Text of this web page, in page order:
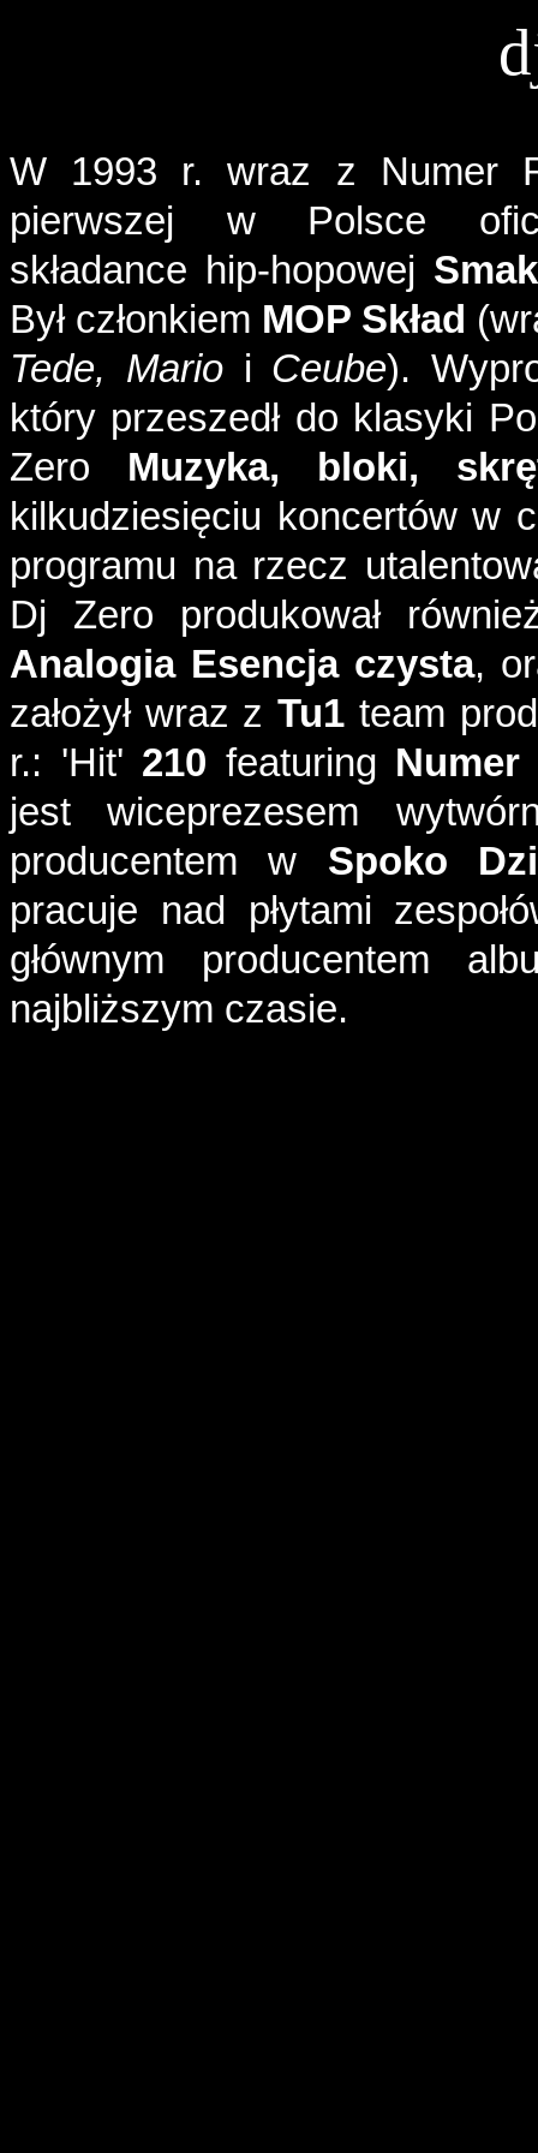
W 1993 r.wraz z Numer
pierwszej w Polsce
składance hip-hopowej Smak
Był członkiem MOP Skład (
Tede, Mario i Ceube).
który przeszedłdo klasyki
Zero Muzyka, bloki,
kilkudziesięciu koncertóww
programu na rzecz
Dj Zero produkował
Analogia Esencja czysta,
założył wraz zTu1 team
r.: 'Hit' 210 featuring Numer
jestwiceprezesem
producentem w Spoko
pracuje
nad płytami
głównym
producentem
najbliższym czasie.